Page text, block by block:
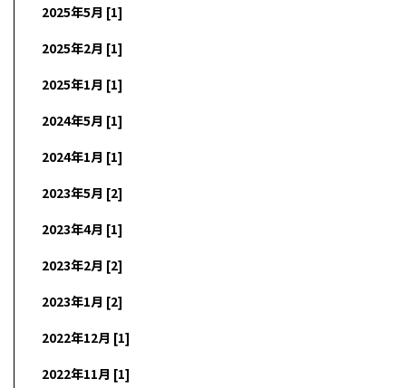
2025年5月 [1]
2025年2月 [1]
2025年1月 [1]
2024年5月 [1]
2024年1月 [1]
2023年5月 [2]
2023年4月 [1]
2023年2月 [2]
2023年1月 [2]
2022年12月 [1]
2022年11月 [1]